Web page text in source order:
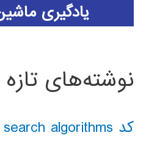
یادگیری
نوشته‌های تازه
کد classical AI search algorithms